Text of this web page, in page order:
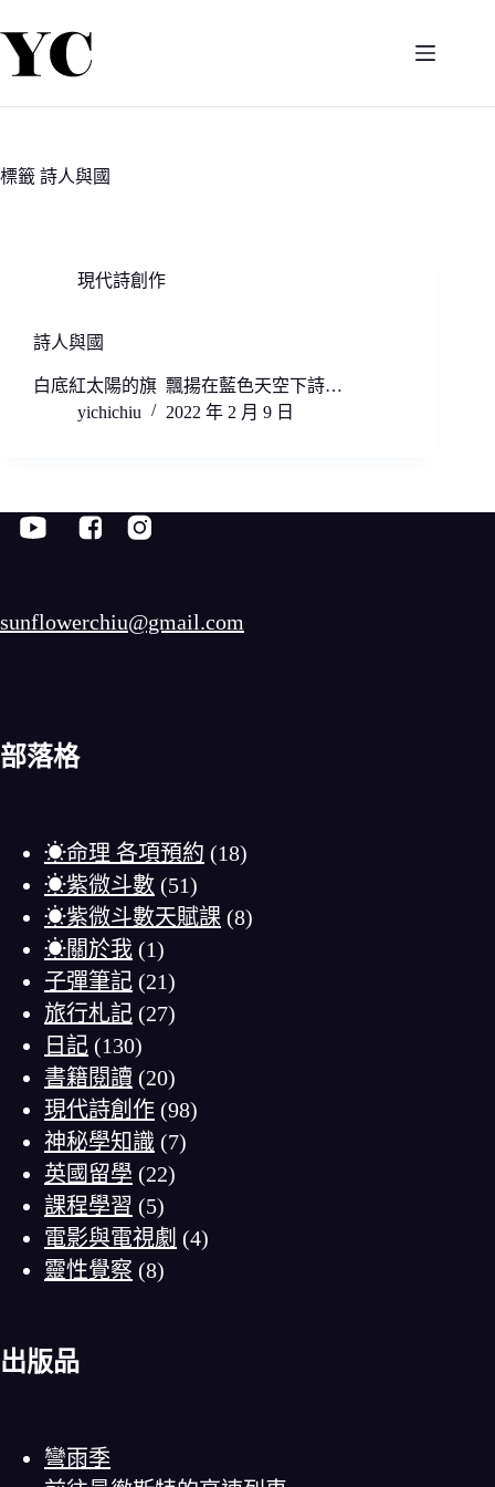
至
標籤 詩人與國
現代詩創作
詩人與國
白底紅太陽的旗 飄揚在藍色天空下詩…
yichichiu
2022 年 2 月 9 日
sunflowerchiu@gmail.com
部落格
☀命理 各項預約 (18)
☀紫微斗數 (51)
☀紫微斗數天賦課 (8)
☀關於我 (1)
子彈筆記 (21)
旅行札記 (27)
日記 (130)
書籍閱讀 (20)
現代詩創作 (98)
神秘學知識 (7)
英國留學 (22)
課程學習 (5)
電影與電視劇 (4)
靈性覺察 (8)
出版品
彎雨季